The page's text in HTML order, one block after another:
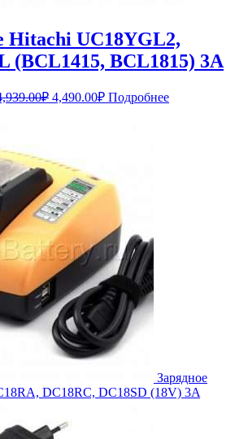
Hitachi UC18YGL2,
(BCL1415, BCL1815) 3A
₽ Первоначальная
4,490.00₽Текущая
Подробнее
Зарядное
DC18RC, DC18SD (18V) 3A